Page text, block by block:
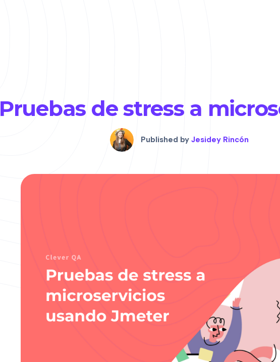
Pruebas de stress a
Published by Jesidey Rincón